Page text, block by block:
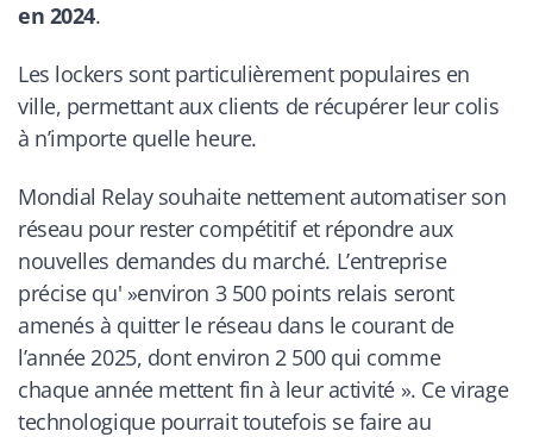
en 2024.
Les lockers sont particulièrement populaires en
ville, permettant aux clients de récupérer leur colis
à n’importe quelle heure.
Mondial Relay souhaite nettement automatiser son
réseau pour rester compétitif et répondre aux
nouvelles demandes du marché. L’entreprise
précise qu' »environ 3 500 points relais seront
amenés à quitter le réseau dans le courant de
l’année 2025, dont environ 2 500 qui comme
chaque année mettent fin à leur activité ». Ce virage
technologique pourrait toutefois se faire au